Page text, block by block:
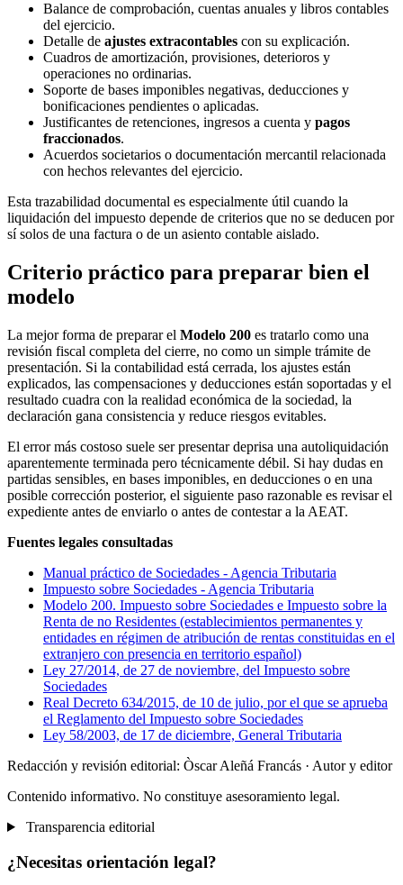
Balance de comprobación, cuentas anuales y libros contables
del ejercicio.
Detalle de ajustes extracontables con su explicación.
Cuadros de amortización, provisiones, deterioros y
operaciones no ordinarias.
Soporte de bases imponibles negativas, deducciones y
bonificaciones pendientes o aplicadas.
Justificantes de retenciones, ingresos a cuenta y pagos
fraccionados.
Acuerdos societarios o documentación mercantil relacionada
con hechos relevantes del ejercicio.
Esta trazabilidad documental es especialmente útil cuando la
liquidación del impuesto depende de criterios que no se deducen por
sí solos de una factura o de un asiento contable aislado.
Criterio práctico para preparar bien el
modelo
La mejor forma de preparar el Modelo 200 es tratarlo como una
revisión fiscal completa del cierre, no como un simple trámite de
presentación. Si la contabilidad está cerrada, los ajustes están
explicados, las compensaciones y deducciones están soportadas y el
resultado cuadra con la realidad económica de la sociedad, la
declaración gana consistencia y reduce riesgos evitables.
El error más costoso suele ser presentar deprisa una autoliquidación
aparentemente terminada pero técnicamente débil. Si hay dudas en
partidas sensibles, en bases imponibles, en deducciones o en una
posible corrección posterior, el siguiente paso razonable es revisar el
expediente antes de enviarlo o antes de contestar a la AEAT.
Fuentes legales consultadas
Manual práctico de Sociedades - Agencia Tributaria
Impuesto sobre Sociedades - Agencia Tributaria
Modelo 200. Impuesto sobre Sociedades e Impuesto sobre la
Renta de no Residentes (establecimientos permanentes y
entidades en régimen de atribución de rentas constituidas en el
extranjero con presencia en territorio español)
Ley 27/2014, de 27 de noviembre, del Impuesto sobre
Sociedades
Real Decreto 634/2015, de 10 de julio, por el que se aprueba
el Reglamento del Impuesto sobre Sociedades
Ley 58/2003, de 17 de diciembre, General Tributaria
Redacción y revisión editorial: Òscar Aleñá Francás · Autor y editor
Contenido informativo. No constituye asesoramiento legal.
Transparencia editorial
¿Necesitas orientación legal?